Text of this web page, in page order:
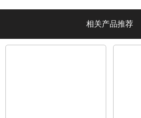
相关产品推荐